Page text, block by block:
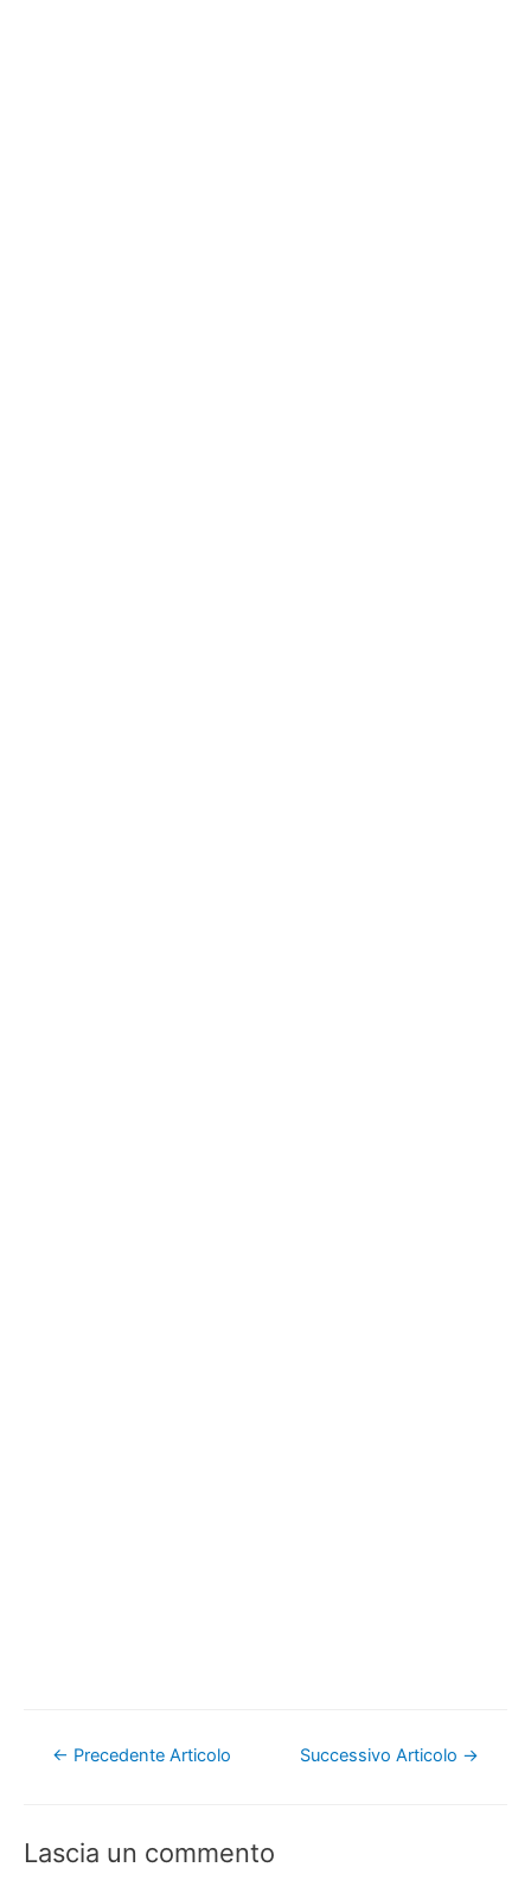
Navigazione
← Precedente Articolo Successivo Articolo →
Lascia un commento